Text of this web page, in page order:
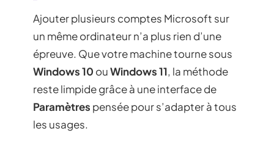
Ajouter plusieurs comptes Microsoft sur
un même ordinateur n’a plus rien d’une
épreuve. Que votre machine tourne sous
Windows 10 ouWindows 11, la méthode
reste limpide grâce à une interface de
Paramètres pensée pour s’adapter à tous
les usages.